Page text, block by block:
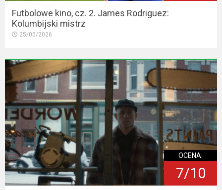
Futbolowe kino, cz. 2. James Rodriguez:
Kolumbijski mistrz
25/05/2026
OCENA:
7/10